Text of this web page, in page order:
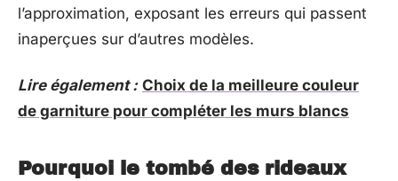
l’approximation, exposant les erreurs qui passent
inaperçues sur d’autres modèles.
Lire également : Choix de la meilleure couleur
de garniture pour compléter les murs blancs
Pourquoi le tombé des rideaux